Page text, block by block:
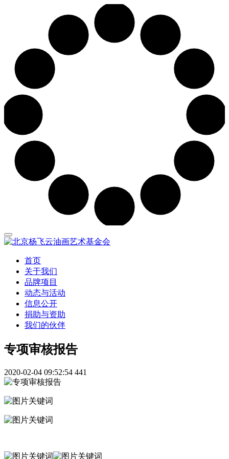
首页
关于我们
品牌项目
动态与活动
信息公开
捐助与资助
我们的伙伴
专项审核报告
2020-02-04 09:52:54 441